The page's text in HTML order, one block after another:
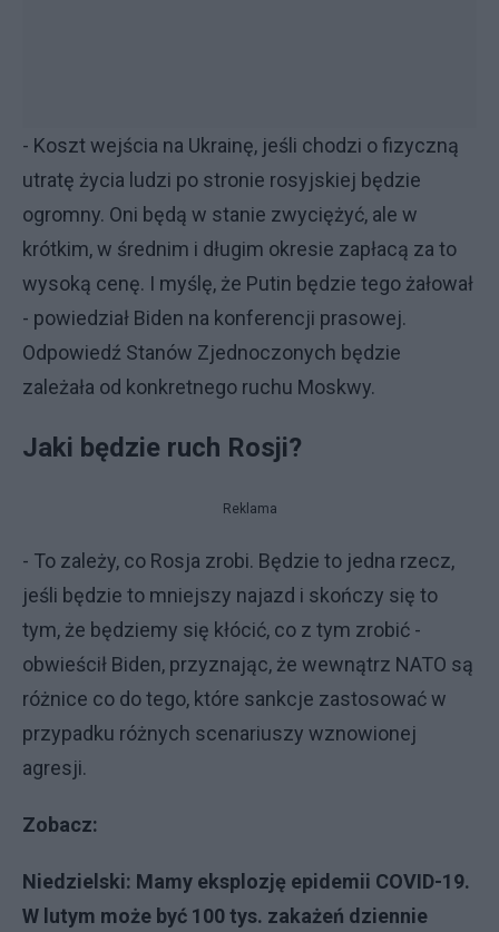
- Koszt wejścia na Ukrainę, jeśli chodzi o fizyczną
utratę życia ludzi po stronie rosyjskiej będzie
ogromny. Oni będą w stanie zwyciężyć, ale w
krótkim, w średnim i długim okresie zapłacą za to
wysoką cenę. I myślę, że Putin będzie tego żałował
- powiedział Biden na konferencji prasowej.
Odpowiedź Stanów Zjednoczonych będzie
zależała od konkretnego ruchu Moskwy.
Jaki będzie ruch Rosji?
Reklama
- To zależy, co Rosja zrobi. Będzie to jedna rzecz,
jeśli będzie to mniejszy najazd i skończy się to
tym, że będziemy się kłócić, co z tym zrobić -
obwieścił Biden, przyznając, że wewnątrz NATO są
różnice co do tego, które sankcje zastosować w
przypadku różnych scenariuszy wznowionej
agresji.
Zobacz:
Niedzielski: Mamy eksplozję epidemii COVID-19.
W lutym może być 100 tys. zakażeń dziennie